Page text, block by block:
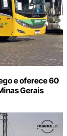
e oferece 60
Gerais